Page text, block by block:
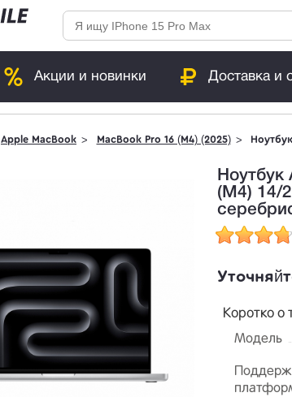
Акции и новинки Доставка и
Apple MacBook MacBook Pro 16 (M4) (2025)
(M4) 14/
Коротко о
Модель